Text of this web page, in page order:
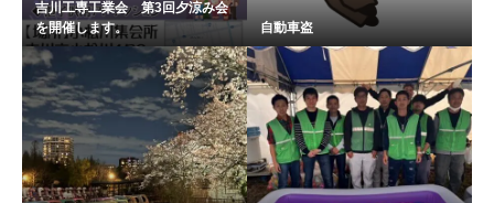
吉川工専工業会 第3回夕涼み会
を開催します。
自動車盗